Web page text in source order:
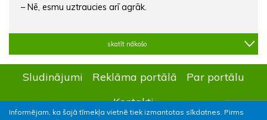
Informējam, ka šajā tīmekļa vietnē tiek izmantotas sīkdatnes. Pirms
– Nē, esmu uztraucies arī agrāk.
skatīt nākošo
Sludinājumi Reklāma portālā
Par portālu
Kontakti